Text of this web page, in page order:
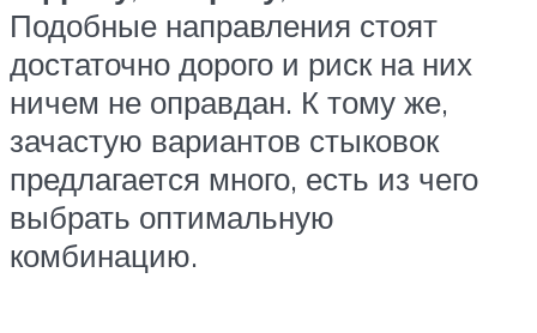
Подобные направления стоят
достаточно дорого и риск на них
ничем не оправдан. К тому же,
зачастую вариантов стыковок
предлагается много, есть из чего
выбрать оптимальную
комбинацию.